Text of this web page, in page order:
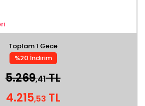
Toplam 1 Gece
%20 İndirim
5.269,41TL
4.215,53 TL